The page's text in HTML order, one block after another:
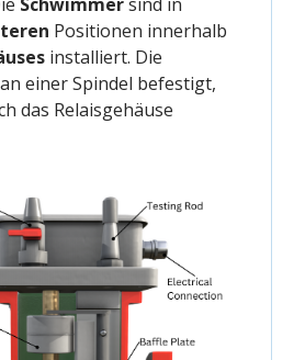
Positionen innerhalb
installiert. Die
einer Spindel befestigt,
das Relaisgehäuse